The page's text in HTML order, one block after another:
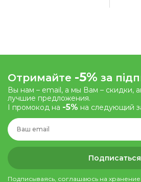
Отримайте -5% за
Вы нам – email, а мы Вам – скидки,
лучшие предложения.
І промокод на -5% на следующий
Подписаться
Подписываясь, соглашаюсь на